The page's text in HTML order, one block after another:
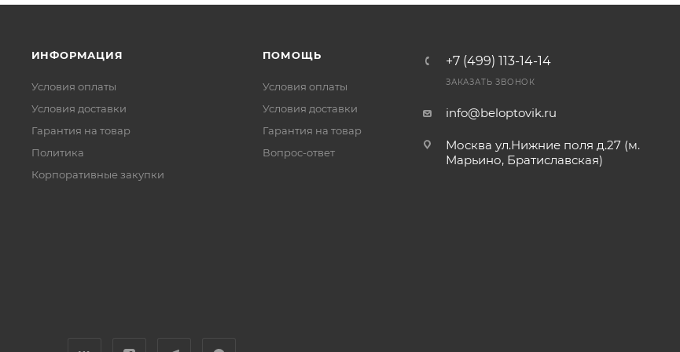
ИНФОРМАЦИЯ
Условия оплаты
Условия доставки
Гарантия на товар
Политика
Корпоративные закупки
ПОМОЩЬ
Условия оплаты
Условия доставки
Гарантия на товар
Вопрос-ответ
+7 (499) 113-14-14
ЗАКАЗАТЬ ЗВОНОК
info@beloptovik.ru
Москва ул.Нижние поля д.27 (м.
Марьино, Братиславская)